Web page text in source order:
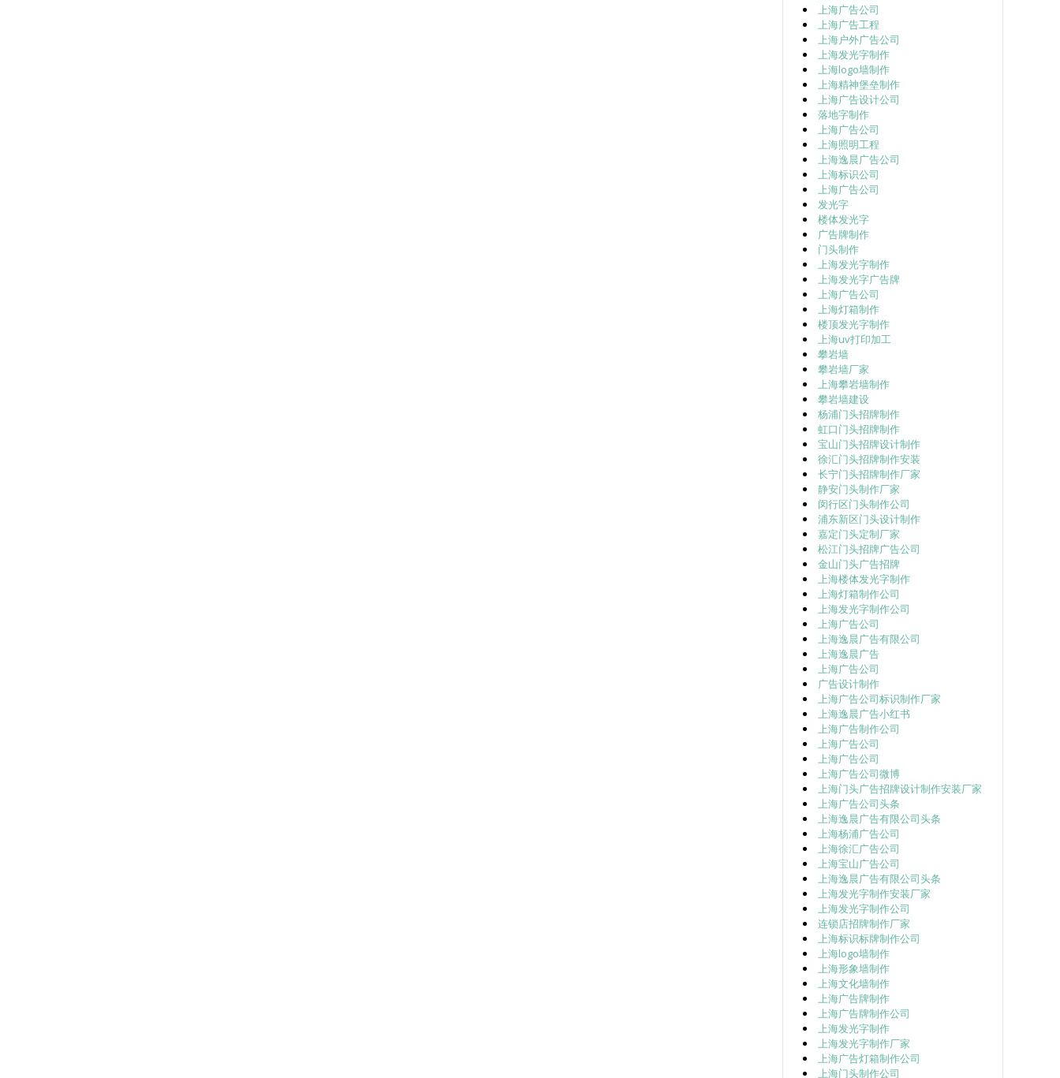
上海广告公司
上海广告工程
上海户外广告公司
上海发光字制作
上海logo墙制作
上海精神堡垒制作
上海广告设计公司
落地字制作
上海广告公司
上海照明工程
上海逸晨广告公司
上海标识公司
上海广告公司
发光字
楼体发光字
广告牌制作
门头制作
上海发光字制作
上海发光字广告牌
上海广告公司
上海灯箱制作
楼顶发光字制作
上海uv打印加工
攀岩墙
攀岩墙厂家
上海攀岩墙制作
攀岩墙建设
杨浦门头招牌制作
虹口门头招牌制作
宝山门头招牌设计制作
徐汇门头招牌制作安装
长宁门头招牌制作厂家
静安门头制作厂家
闵行区门头制作公司
浦东新区门头设计制作
嘉定门头定制厂家
松江门头招牌广告公司
金山门头广告招牌
上海楼体发光字制作
上海灯箱制作公司
上海发光字制作公司
上海广告公司
上海逸晨广告有限公司
上海逸晨广告
上海广告公司
广告设计制作
上海广告公司标识制作厂家
上海逸晨广告小红书
上海广告制作公司
上海广告公司
上海广告公司
上海广告公司微博
上海门头广告招牌设计制作安装厂家
上海广告公司头条
上海逸晨广告有限公司头条
上海杨浦广告公司
上海徐汇广告公司
上海宝山广告公司
上海逸晨广告有限公司头条
上海发光字制作安装厂家
上海发光字制作公司
连锁店招牌制作厂家
上海标识标牌制作公司
上海logo墙制作
上海形象墙制作
上海文化墙制作
上海广告牌制作
上海广告牌制作公司
上海发光字制作
上海发光字制作厂家
上海广告灯箱制作公司
上海门头制作公司